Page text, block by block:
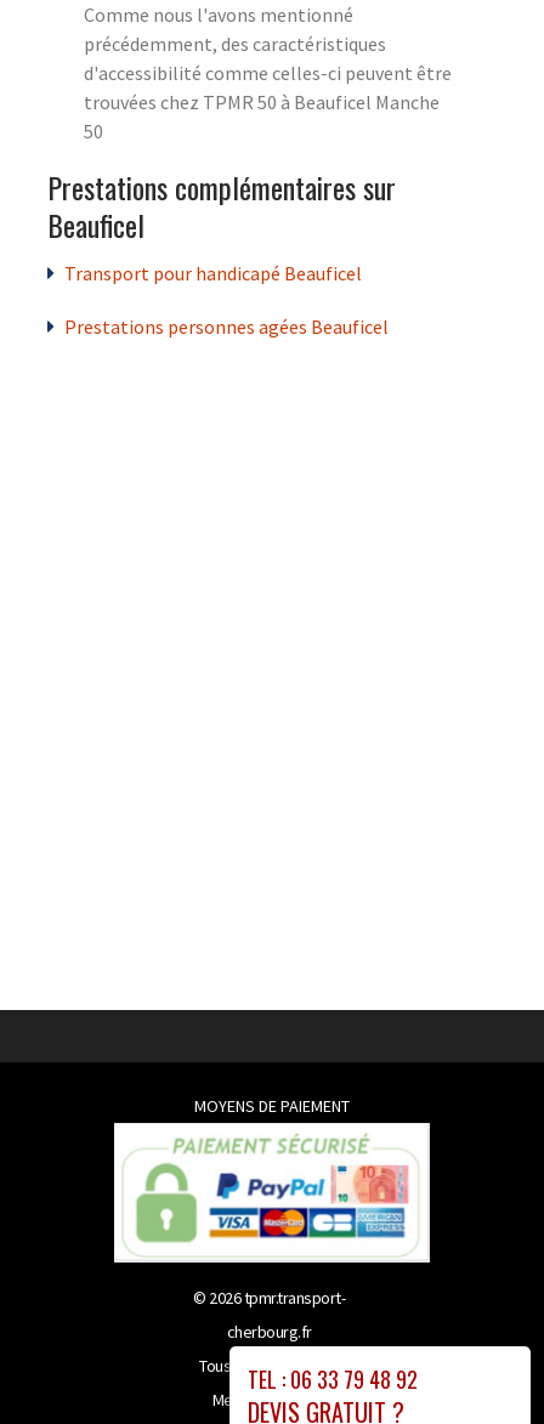
Comme nous l'avons mentionné
précédemment, des caractéristiques
d'accessibilité comme celles-ci peuvent être
trouvées chez TPMR 50 à Beauficel Manche
50
Prestations complémentaires sur
Beauficel
Transport pour handicapé Beauficel
Prestations personnes agées Beauficel
TEL : 06 33 79 48 92
DEVIS GRATUIT ?
MOYENS DE PAIEMENT
© 2026tpmr.transport-
cherbourg.fr
Tous droits réservés
Mentions légales